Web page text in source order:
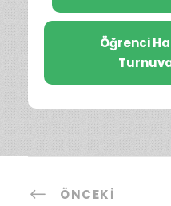
Öğrenci
ÖNCEKI